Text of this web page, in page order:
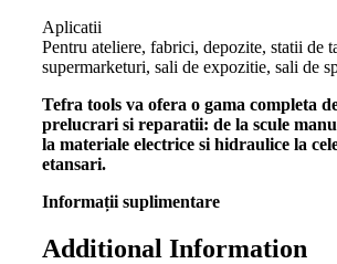
Aplicatii
Pentru ateliere, fabrici, depozite, statii de
supermarketuri, sali de expozitie, sali de
Tefra tools va ofera o gama completa
prelucrari si reparatii: de la scule
la materiale electrice si hidraulice la
etansari.
Informații suplimentare
Additional Information